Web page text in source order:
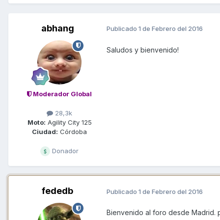
abhang
Moderador Global
28,3k
Moto: Agility City 125
Ciudad: Córdoba
Donador
Publicado 1 de Febrero del 2016
Saludos y bienvenido!
fededb Publicado 1 de Febrero del 2016
Bienvenido al foro desde Madrid.